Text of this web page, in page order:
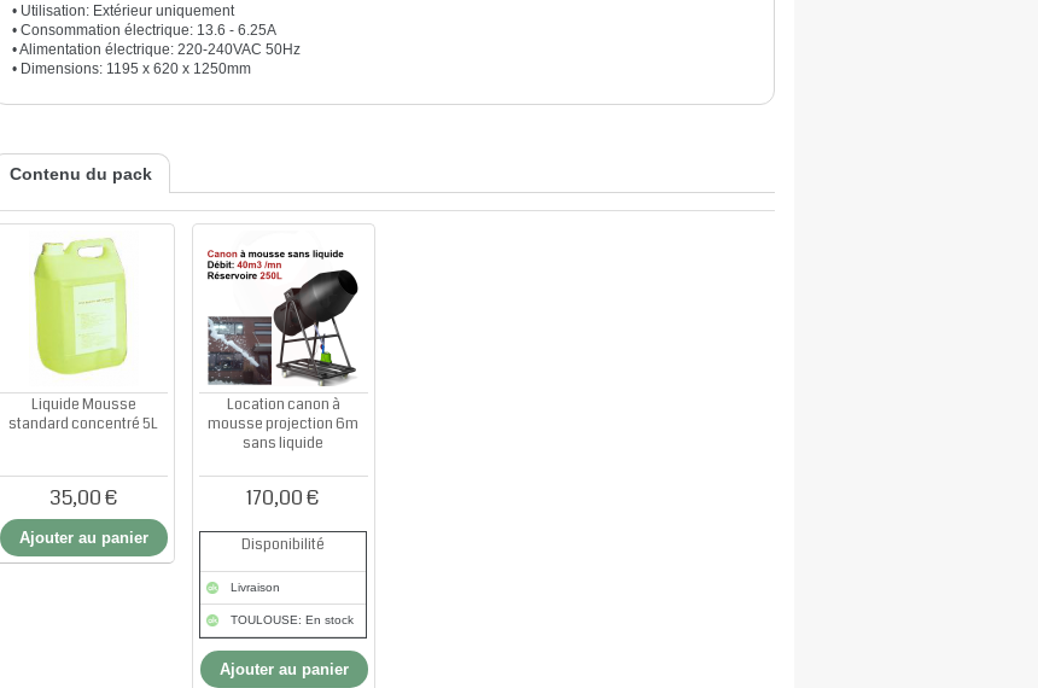
• Utilisation: Extérieur uniquement
• Consommation électrique: 13.6 - 6.25A
• Alimentation électrique: 220-240VAC 50Hz
• Dimensions: 1195 x 620 x 1250mm
Contenu du pack
Liquide Mousse
standard concentré 5L
35,00 €
Ajouter au panier
Location canon à
mousse projection 6m
sans liquide
170,00 €
Disponibilité
Livraison
TOULOUSE: En stock
Ajouter au panier